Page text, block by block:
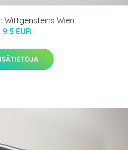
Wittgensteins Wien
9.5 EUR